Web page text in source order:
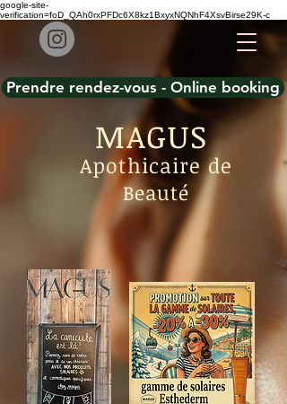
google-site-
verification=foD_QAh0rxPFDc6X8kz1BxyxNQNhF4XsvBirse29K-c
Prendre rendez-vous - Online booking
MAGUS
Apothicaire de
Beauté